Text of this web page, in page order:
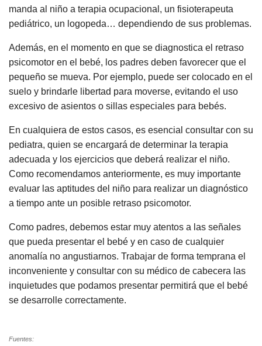
manda al niño a terapia ocupacional, un fisioterapeuta
pediátrico, un logopeda… dependiendo de sus problemas.
Además, en el momento en que se diagnostica el retraso
psicomotor en el bebé, los padres deben favorecer que el
pequeño se mueva. Por ejemplo, puede ser colocado en el
suelo y brindarle libertad para moverse, evitando el uso
excesivo de asientos o sillas especiales para bebés.
En cualquiera de estos casos, es esencial consultar con su
pediatra, quien se encargará de determinar la terapia
adecuada y los ejercicios que deberá realizar el niño.
Como recomendamos anteriormente, es muy importante
evaluar las aptitudes del niño para realizar un diagnóstico
a tiempo ante un posible retraso psicomotor.
Como padres, debemos estar muy atentos a las señales
que pueda presentar el bebé y en caso de cualquier
anomalía no angustiarnos. Trabajar de forma temprana el
inconveniente y consultar con su médico de cabecera las
inquietudes que podamos presentar permitirá que el bebé
se desarrolle correctamente.
Fuentes: